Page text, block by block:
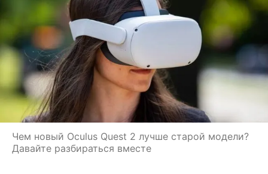
Чем новый Oculus Quest 2 лучше старой модели?
Давайте разбираться вместе